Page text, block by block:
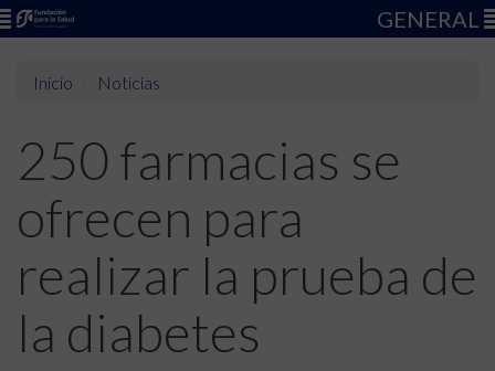
GENERAL
Inicio Noticias
250 farmacias se
ofrecen para
realizar la prueba de
la diabetes